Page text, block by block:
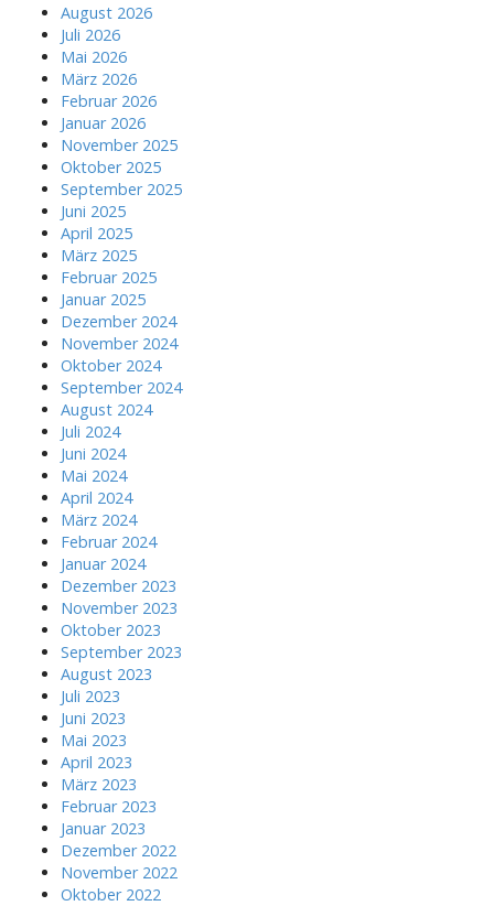
August 2026
Juli 2026
Mai 2026
März 2026
Februar 2026
Januar 2026
November 2025
Oktober 2025
September 2025
Juni 2025
April 2025
März 2025
Februar 2025
Januar 2025
Dezember 2024
November 2024
Oktober 2024
September 2024
August 2024
Juli 2024
Juni 2024
Mai 2024
April 2024
März 2024
Februar 2024
Januar 2024
Dezember 2023
November 2023
Oktober 2023
September 2023
August 2023
Juli 2023
Juni 2023
Mai 2023
April 2023
März 2023
Februar 2023
Januar 2023
Dezember 2022
November 2022
Oktober 2022